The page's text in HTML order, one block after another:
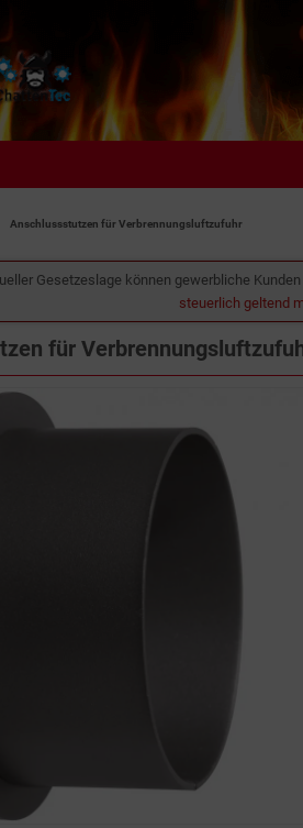
Anschlussstutzen für Verbrennungsluftzufuhr
Gesetzeslage können gewerbliche
steuerlich geltend
für